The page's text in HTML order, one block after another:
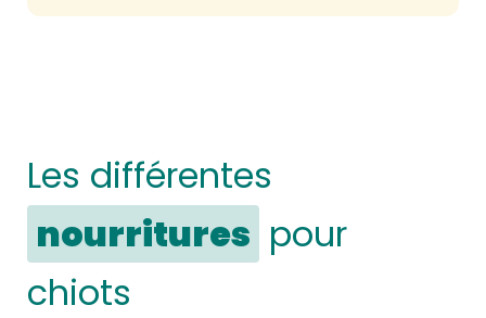
Les différentes
nourritures pour
chiots